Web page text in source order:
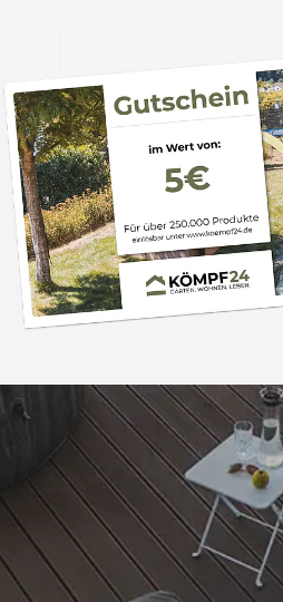
Trusted Shops
4,81/ 5
25.957 Bewertungen